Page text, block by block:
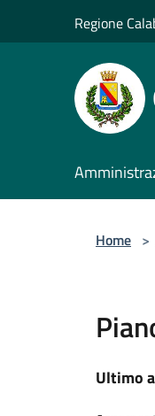
Regione
Home >
Ultimo